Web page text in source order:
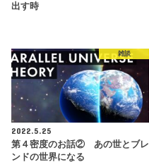
出す時
雑談
2022.5.25
第４密度のお話② あの世とブレ
ンドの世界になる